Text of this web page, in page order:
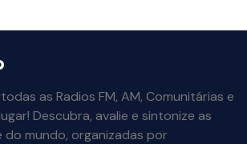
as Radios FM, AM, Comunitárias e
Descubra, avalie e sintonize as
do mundo, organizadas por